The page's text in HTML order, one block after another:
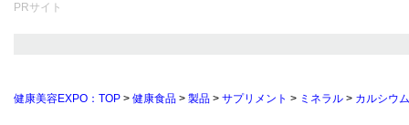
PRサイト
健康美容EXPO：TOP > 健康食品 > 製品 > サプリメント > ミネラル > カルシウム